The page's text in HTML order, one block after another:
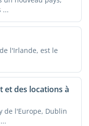
...
l'Irlande, est le
et des locations à
de l'Europe, Dublin